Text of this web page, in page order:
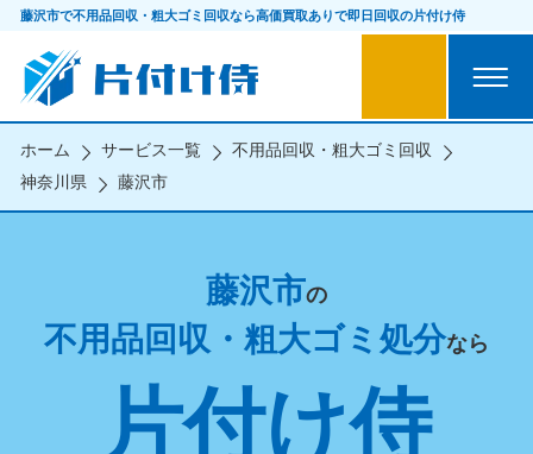
藤沢市で不用品回収・粗大ゴミ回収なら高価買取ありで即日回収の片付け侍
ホーム サービス一覧
不用品回収・粗大ゴミ回収
神奈川県
藤沢市
藤沢市の
不用品回収・粗大ゴミ処分なら
片付け侍